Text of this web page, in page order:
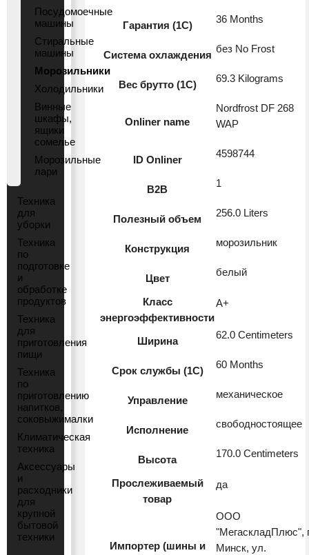
Посудомоечные
машины
Стиральные
машины
Морозильники
Холодильники
Винные
шкафы,
ящики
сомелье
Морозильные
лари
Техника
для
уборки
Техника
по
подготовке
и
обработке
продуктов
Техника
для
приготовления
пищи
Техника
по
приготовлению
напитков,
соковыжималки
Климатическая
техника
Аксессуары
и
расходники
для
крупной
бытовой
техники
Гарантия (1С)
36 Months
Система охлаждения
без No Frost
Вес брутто (1С)
69.3 Kilograms
Onliner name
Nordfrost DF 268
WAP
ID Onliner
4598744
B2B
1
Полезный объем
256.0 Liters
Конструкция
морозильник
Цвет
белый
Класс
энергоэффективности
A+
Ширина
62.0 Centimeters
Срок службы (1С)
60 Months
Управление
механическое
Исполнение
свободностоящее
Высота
170.0 Centimeters
Прослеживаемый
товар
да
Импортер (шины и
ООО
"МегаскладПлюс",
Минск, ул.